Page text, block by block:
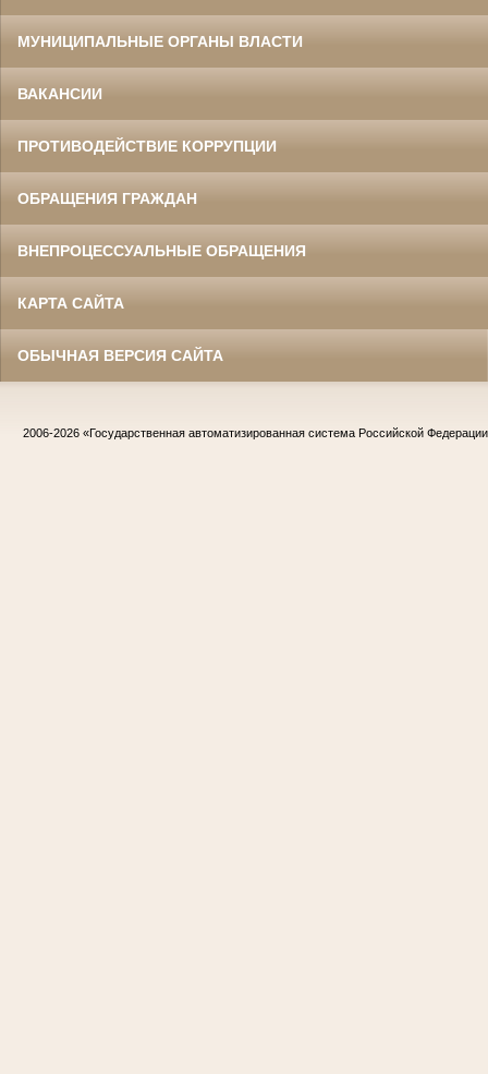
МУНИЦИПАЛЬНЫЕ ОРГАНЫ ВЛАСТИ
ВАКАНСИИ
ПРОТИВОДЕЙСТВИЕ КОРРУПЦИИ
ОБРАЩЕНИЯ ГРАЖДАН
ВНЕПРОЦЕССУАЛЬНЫЕ ОБРАЩЕНИЯ
КАРТА САЙТА
ОБЫЧНАЯ ВЕРСИЯ САЙТА
2006-2026 «Государственная автоматизированная система Российской